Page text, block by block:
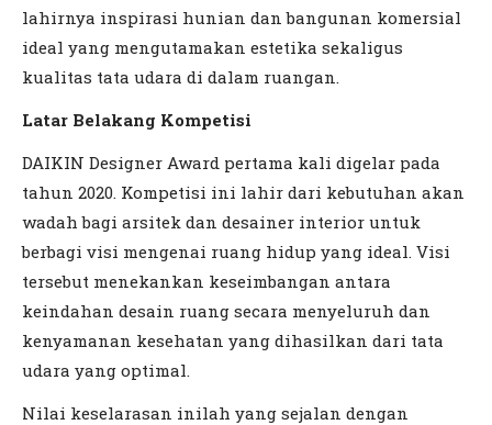
lahirnya inspirasi hunian dan bangunan komersial
ideal yang mengutamakan estetika sekaligus
kualitas tata udara di dalam ruangan.
Latar Belakang Kompetisi
DAIKIN Designer Award pertama kali digelar pada
tahun 2020. Kompetisi ini lahir dari kebutuhan akan
wadah bagi arsitek dan desainer interior untuk
berbagi visi mengenai ruang hidup yang ideal. Visi
tersebut menekankan keseimbangan antara
keindahan desain ruang secara menyeluruh dan
kenyamanan kesehatan yang dihasilkan dari tata
udara yang optimal.
Nilai keselarasan inilah yang sejalan dengan